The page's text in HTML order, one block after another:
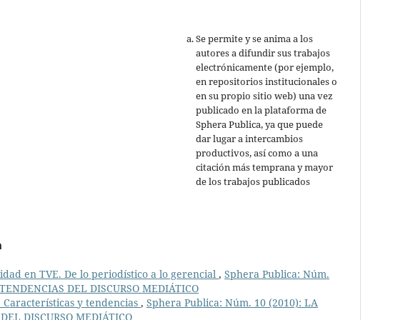
Se permite y se anima a los
autores a difundir sus trabajos
electrónicamente (por ejemplo,
en repositorios institucionales o
en su propio sitio web) una vez
publicado en la plataforma de
Sphera Publica, ya que puede
dar lugar a intercambios
productivos, así como a una
citación más temprana y mayor
de los trabajos publicados
en TVE. De lo periodístico a lo gerencial , Sphera Publica: Núm.
DEL DISCURSO MEDIÁTICO
y tendencias , Sphera Publica: Núm. 10 (2010): LA
DISCURSO MEDIÁTICO